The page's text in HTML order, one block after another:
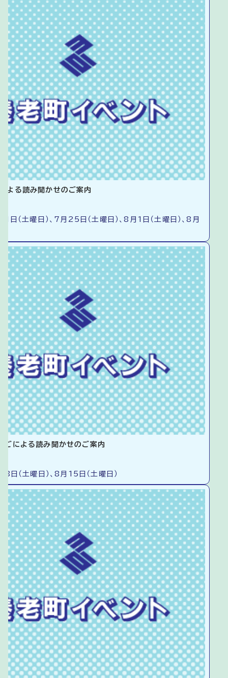
よる読み聞かせのご案内
（土曜日）、7月25日（土曜日）、8月1日（土曜日）、8月
ごによる読み聞かせのご案内
（土曜日）、8月15日（土曜日）